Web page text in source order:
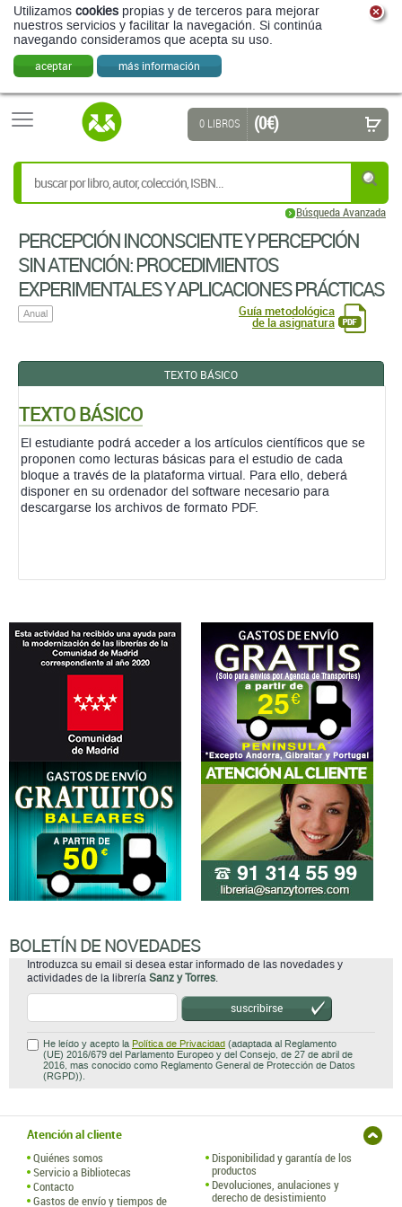
Utilizamos cookies propias y de terceros para mejorar
nuestros servicios y facilitar la navegación. Si continúa
navegando consideramos que acepta su uso.
aceptar más información
Búsqueda Avanzada
0 LIBROS (0 €)
PERCEPCIÓN INCONSCIENTE Y PERCEPCIÓN
SIN ATENCIÓN: PROCEDIMIENTOS
EXPERIMENTALES Y APLICACIONES PRÁCTICAS
Anual Guía metodológica
de la asignatura
TEXTO BÁSICO
TEXTO BÁSICO
El estudiante podrá acceder a los artículos científicos que se
proponen como lecturas básicas para el estudio de cada
bloque a través de la plataforma virtual. Para ello, deberá
disponer en su ordenador del software necesario para
descargarse los archivos de formato PDF.
BOLETÍN DE NOVEDADES
Introduzca su email si desea estar informado de las novedades y
actividades de la librería Sanz y Torres.
suscribirse
He leído y acepto la Política de Privacidad (adaptada al Reglamento
(UE) 2016/679 del Parlamento Europeo y del Consejo, de 27 de abril de
2016, mas conocido como Reglamento General de Protección de Datos
(RGPD)).
Atención al cliente
Quiénes somos
Servicio a Bibliotecas
Contacto
Gastos de envío y tiempos de
Disponibilidad y garantía de los
productos
Devoluciones, anulaciones y
derecho de desistimiento